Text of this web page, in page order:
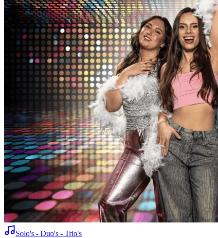
Solo's - Duo's - Trio's